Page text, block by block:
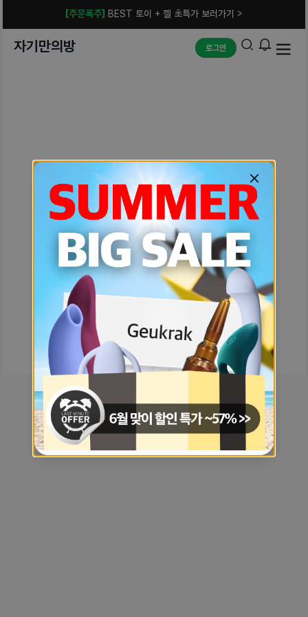
[주문폭주] BEST 토이 + 젤 초특가 보러가기 >
자기만의방 로그인
예상치 못한 에러입니다.